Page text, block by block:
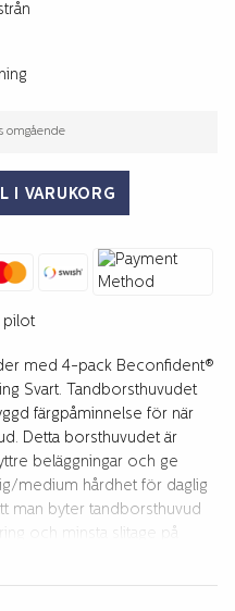
omgående
I VARUKORG
med 4-pack Beconfident®
Svart. Tandborsthuvudet
färgpåminnelse för när
Detta borsthuvudet är
beläggningar och ge
medium hårdhet för daglig
man byter tandborsthuvud
och minsta slitage på